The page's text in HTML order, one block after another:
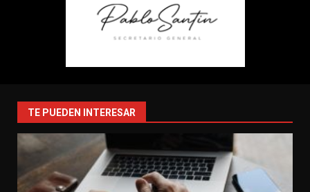
TE PUEDEN INTERESAR